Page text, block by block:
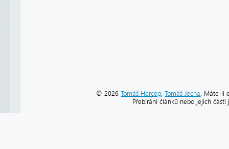
© 2026Tomáš Herceg,Tomáš Jecha. Máte-li
Přebírání článků nebo jejich